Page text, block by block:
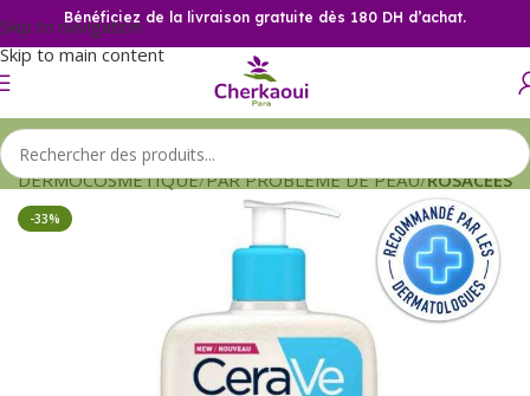
Skip to navigation
Skip to main content
Bénéficiez de la livraison gratuite dès 180 DH d’achat.
DERMOCOSMETIQUE PAR PROBLEME DE PEAU ROSACEES
-33%